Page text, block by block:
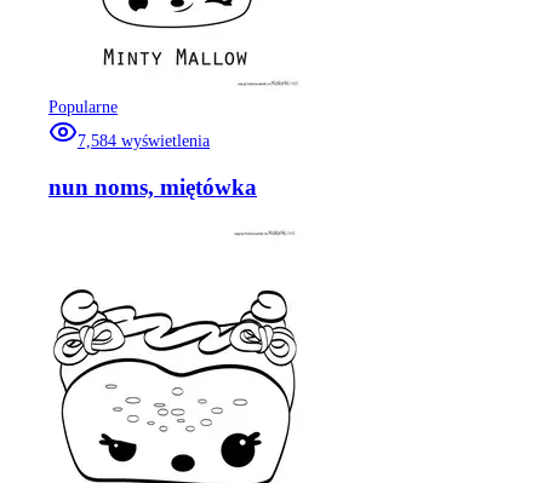
Popularne
7,584 wyświetlenia
nun noms, miętówka